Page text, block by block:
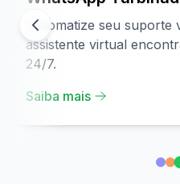
Automatize seu suporte
assistente virtual
24/7.
Saiba mais